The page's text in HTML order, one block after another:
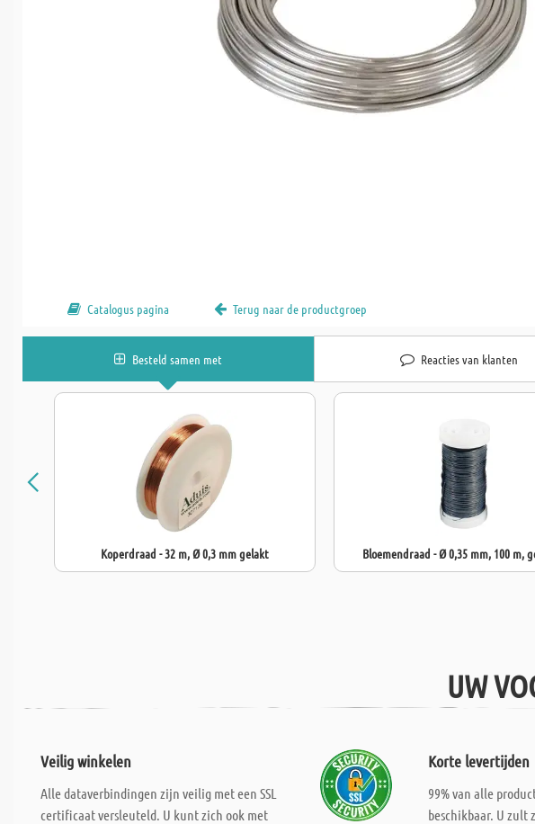
Catalogus pagina Terug naar de productgroep
Besteld samen met Reacties van klanten
Koperdraad - 32 m, Ø 0,3 mm gelakt Bloemendraad - Ø 0,35 mm, 100 m,
UW
Veilig winkelen
Alle dataverbindingen zijn veilig met een SSL
certificaat versleuteld. U kunt zich ook met
Korte levertijden
99% van alle
beschikbaar. U zult